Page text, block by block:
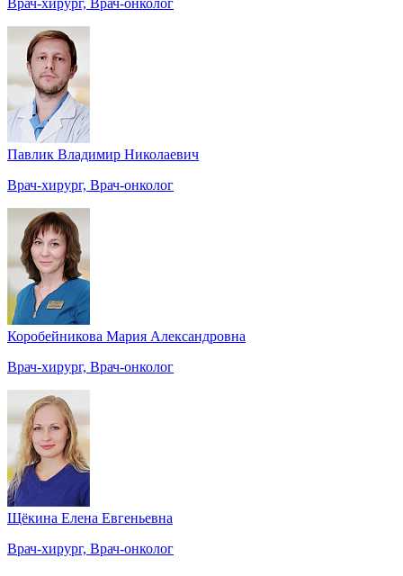
Врач-хирург, Врач-онколог
Павлик Владимир Николаевич
Врач-хирург, Врач-онколог
Коробейникова Мария Александровна
Врач-хирург, Врач-онколог
Щёкина Елена Евгеньевна
Врач-хирург, Врач-онколог